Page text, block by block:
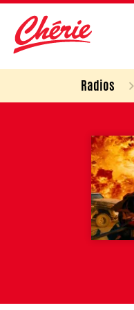
Radios